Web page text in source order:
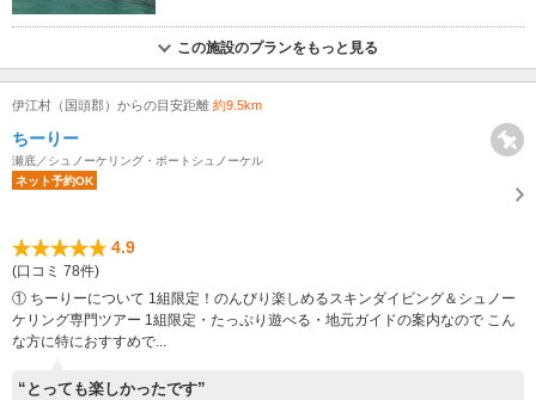
この施設のプランをもっと見る
伊江村（国頭郡）からの目安距離 約9.5km
ちーりー
瀬底／シュノーケリング・ボートシュノーケル
ネット予約OK
4.9
(口コミ 78件)
① ちーりーについて 1組限定！のんびり楽しめるスキンダイビング＆シュノー
ケリング専門ツアー 1組限定・たっぷり遊べる・地元ガイドの案内なので こん
な方に特におすすめで...
“とっても楽しかったです”